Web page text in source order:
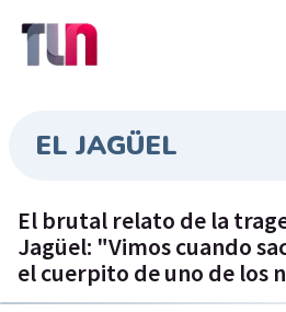
EL JAGÜEL
El brutal relato de la
Jagüel: "Vimos cuando
el cuerpito de uno de los